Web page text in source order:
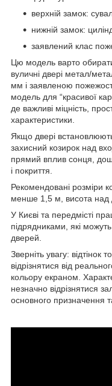
верхній замок:
нижній замок:
заявлений клас
Цю модель варто обирати
вуличні двері метал/
мм і заявленою
модель для “красивої
де важливі міцність,
характеристики.
Якщо двері
захисний козирок над
прямий вплив сонця,
і покриття.
Рекомендовані розміри
менше 1,5 м, висота над
У Києві та передмісті
підрядниками, які
дверей.
Зверніть увагу:
відрізнятися від
кольору екраном.
незначно відрізнятися
основного призначення